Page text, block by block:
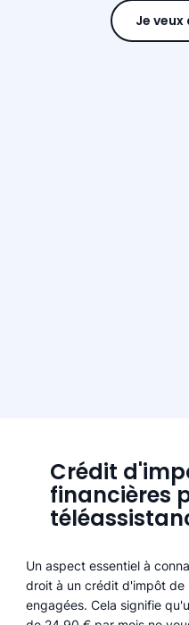
Je veux
Crédit
financières
Un aspect essentiel à
droit à un crédit d'impôt de
engagées. Cela signifie